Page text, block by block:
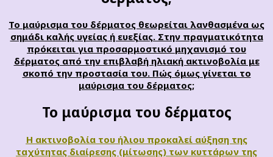
Το μαύρισμα του δέρματος θεωρείται λανθασμένα ως
σημάδι καλής υγείας ή ευεξίας. Στην πραγματικότητα
πρόκειται για προσαρμοστικό μηχανισμό του
δέρματος από την επιβλαβή ηλιακή ακτινοβολία με
σκοπό την προστασία του. Πώς όμως γίνεται το
μαύρισμα του δέρματος;
Το μαύρισμα του δέρματος
Η ακτινοβολία του ήλιου προκαλεί αύξηση της
ταχύτητας διαίρεσης (μίτωσης) των κυττάρων της